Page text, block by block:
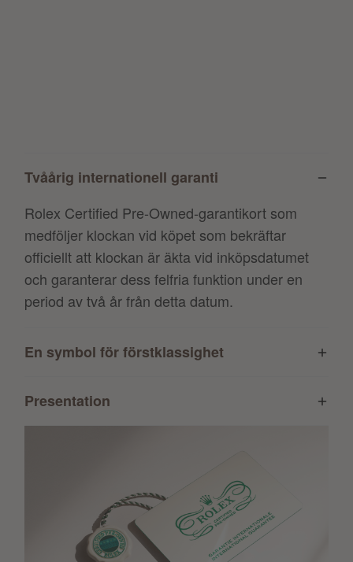
Tvåårig internationell garanti
Rolex Certified Pre-Owned-garantikort som
medföljer klockan vid köpet som bekräftar
officiellt att klockan är äkta vid inköpsdatumet
och garanterar dess felfria funktion under en
period av två år från detta datum.
En symbol för förstklassighet
Presentation